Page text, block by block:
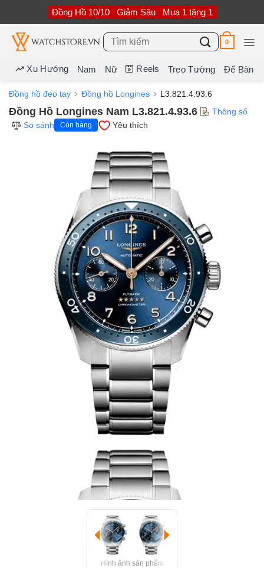
nội
dung
Đồng Hồ 10/10 Giảm Sâu Mua 1 tặng 1
Tìm
kiếm:
0
Xu Hướng Nam Nữ Reels Treo Tường Để Bàn
Đồng hồ đeo tay Đồng hồ Longines L3.821.4.93.6
Đồng Hồ Longines Nam L3.821.4.93.6
Thông số
So sánh
Còn hàng Yêu thích
Hình ảnh sản phẩm